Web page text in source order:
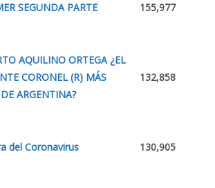
SEGUNDA PARTE 155,977
AQUILINO ORTEGA ¿EL
CORONEL (R) MÁS
ARGENTINA?
132,858
del Coronavirus 130,905